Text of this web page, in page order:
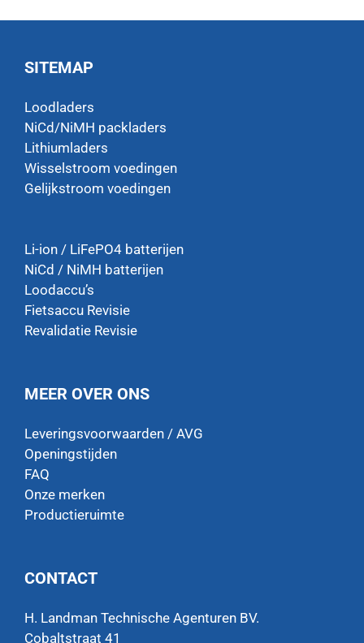
SITEMAP
Loodladers
NiCd/NiMH packladers
Lithiumladers
Wisselstroom voedingen
Gelijkstroom voedingen
Li-ion / LiFePO4 batterijen
NiCd / NiMH batterijen
Loodaccu’s
Fietsaccu Revisie
Revalidatie Revisie
MEER OVER ONS
Leveringsvoorwaarden / AVG
Openingstijden
FAQ
Onze merken
Productieruimte
CONTACT
H. Landman Technische Agenturen BV.
Cobaltstraat 41